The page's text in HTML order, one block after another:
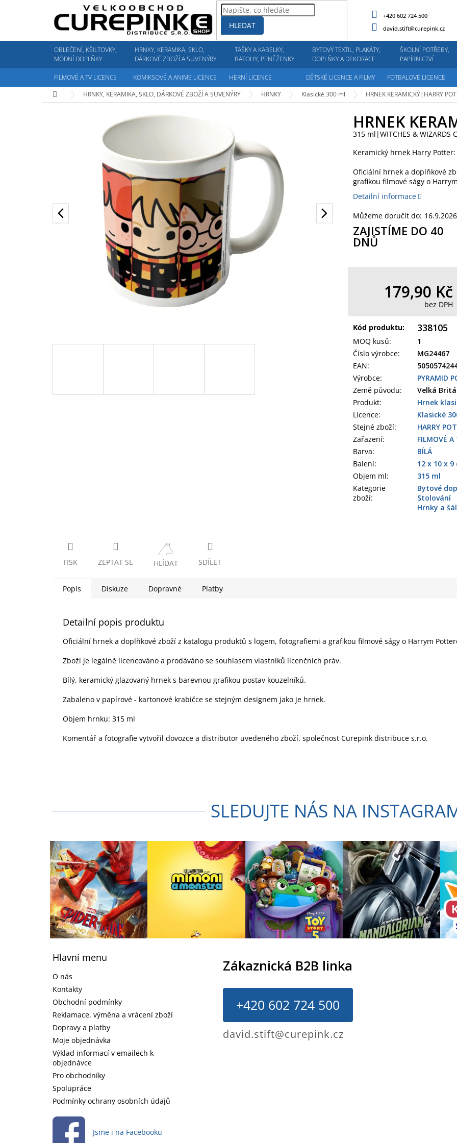
HLEDAT
+420 602 724 500
david.stift@curepink.cz
OBLEČENÍ, KŠILTOVKY,
MÓDNÍ DOPLŇKY
HRNKY, KERAMIKA, SKLO,
DÁRKOVÉ ZBOŽÍ A SUVENÝRY
TAŠKY A KABELKY,
BATOHY, PENĚŽENKY
BYTOVÝ TEXTIL, PLAKÁTY,
DOPLŇKY A DEKORACE
ŠKOLNÍ POTŘEBY,
PAPÍRNICTVÍ
FILMOVÉ A TV LICENCE KOMIKSOVÉ A ANIME LICENCE HERNÍ LICENCE DĚTSKÉ LICENCE A FILMY
FOTBALOVÉ LICENCE
Domů
HRNKY, KERAMIKA, SKLO, DÁRKOVÉ ZBOŽÍ A SUVENÝRY HRNKY Klasické 300 ml HRNEK KERAMICKÝ|HARRY
HRNEK
315 ml|WITCHES & WIZARDS
Keramický hrnek Harry
Oficiální hrnek a doplňkové
grafikou filmové ságy o
Detailní informace
Můžeme doručit do: 16.9.2026
ZAJISTÍME DO 40
DNŮ
179,90 Kč
bez DPH
Kód produktu: 338105
MOQ kusů:
1
Číslo výrobce:
MG24467
EAN:
Výrobce:
PYRAMID
Země původu:
Velká
Produkt:
Hrnek
Licence:
Klasické
Stejné zboží:
HARRY
Zařazení:
FILMOVÉ A
Barva:
BÍLÁ
Balení:
12 x 10 x 9
Objem ml:
315 ml
Kategorie
zboží:
Bytové
Stolování
Hrnky a
TISK ZEPTAT SE HLÍDAT SDÍLET
Popis Diskuze Dopravné Platby
Detailní popis produktu
Oficiální hrnek a doplňkové zboží z katalogu produktů s logem, fotografiemi a grafikou filmové ságy o Harrym
Zboží je legálně licencováno a prodáváno se souhlasem vlastníků licenčních práv.
Bílý, keramický glazovaný hrnek s barevnou grafikou postav kouzelníků.
Zabaleno v papírové - kartonové krabičce se stejným designem jako je hrnek.
Objem hrnku: 315 ml
Komentář a fotografie vytvořil dovozce a distributor uvedeného zboží, společnost Curepink distribuce s.r.o.
SLEDUJTE NÁS NA
Hlavní menu
O nás
Kontakty
Obchodní podmínky
Reklamace, výměna a vrácení zboží
Dopravy a platby
Moje objednávka
Výklad informací v emailech k
objednávce
Pro obchodníky
Spolupráce
Podmínky ochrany osobních údajů
Jsme i na Facebooku
Zákaznická B2B linka
+420 602 724 500
david.stift@curepink.cz